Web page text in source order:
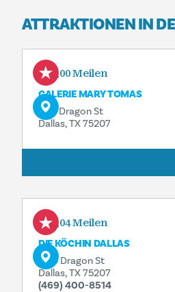
ATTRAKTIONEN IN
0,00 Meilen
GALERIE MARY TOMAS
1110 Dragon St
Dallas, TX 75207
0,04 Meilen
DIE KÖCHIN DALLAS
1130 Dragon St
Dallas, TX 75207
(469) 400-8514